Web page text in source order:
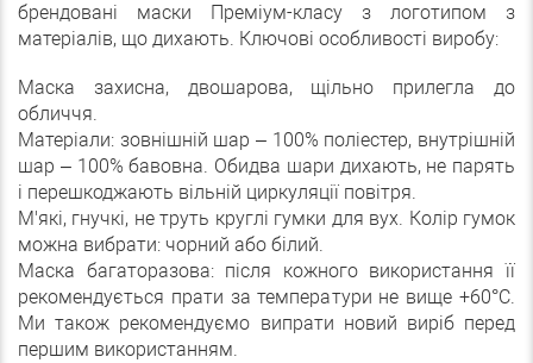
брендовані маски Преміум-класу з логотипом з
матеріалів, що дихають. Ключові особливості виробу:
Маска захисна, двошарова, щільно прилегла до
обличчя.
Матеріали: зовнішній шар – 100% поліестер, внутрішній
шар – 100% бавовна. Обидва шари дихають, не парять
і перешкоджають вільній циркуляції повітря.
М'які, гнучкі, не труть круглі гумки для вух. Колір гумок
можна вибрати: чорний або білий.
Маска багаторазова: після кожного використання її
рекомендується прати за температури не вище +60°С.
Ми також рекомендуємо випрати новий виріб перед
першим використанням.